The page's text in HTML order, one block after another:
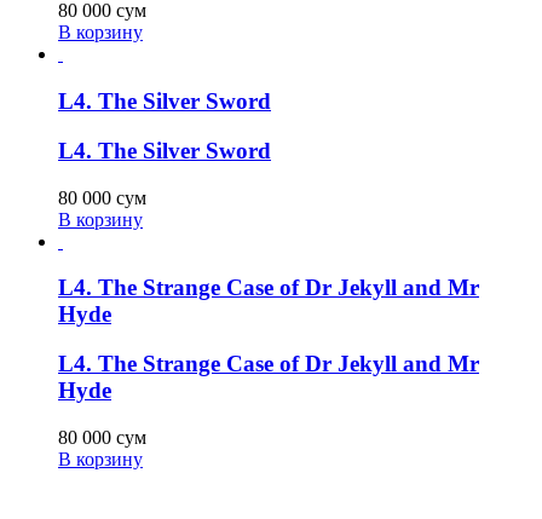
80 000 сум
В корзину
L4. The Silver Sword
L4. The Silver Sword
80 000 сум
В корзину
L4. The Strange Case of Dr Jekyll and Mr
Hyde
L4. The Strange Case of Dr Jekyll and Mr
Hyde
80 000 сум
В корзину